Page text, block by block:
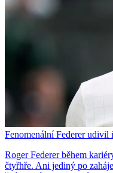
Fenomenální Federer udivil
Roger Federer během
čtyřhře. Ani jediný po